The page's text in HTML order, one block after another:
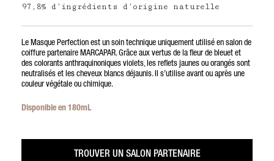
97,8% d’ingrédients d’origine naturelle
Le Masque Perfection est un soin technique uniquement utilisé en salon de
coiffure partenaire MARCAPAR. Grâce aux vertus de la fleur de bleuet et
des colorants anthraquinoniques violets, les reflets jaunes ou orangés sont
neutralisés et les cheveux blancs déjaunis. Il s’utilise avant ou après une
couleur végétale ou chimique.
Disponible en 180mL
TROUVER UN SALON PARTENAIRE